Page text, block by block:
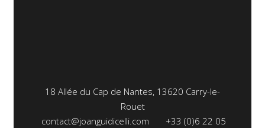
18 Allée du Cap de Nantes, 13620 Carry-le-
Rouet
contact@joanguidicelli.com
+33 (0)6 22 05